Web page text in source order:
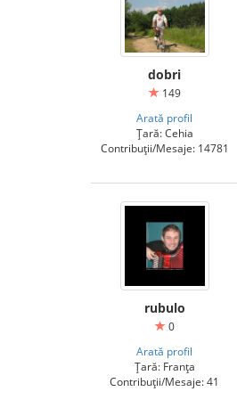
dobri
149
Arată profil
Țară: Cehia
Contribuții/Mesaje: 14781
rubulo
0
Arată profil
Țară: Franța
Contribuții/Mesaje: 41